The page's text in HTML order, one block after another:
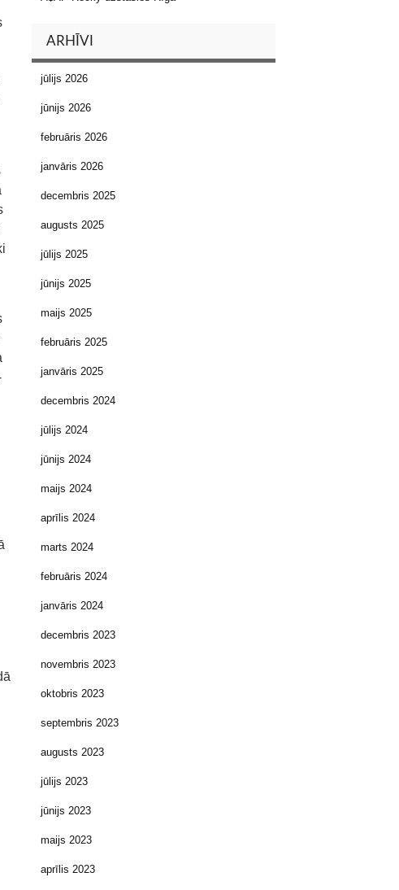
ARHĪVI
jūlijs 2026
jūnijs 2026
februāris 2026
janvāris 2026
decembris 2025
augusts 2025
jūlijs 2025
jūnijs 2025
maijs 2025
februāris 2025
janvāris 2025
decembris 2024
jūlijs 2024
jūnijs 2024
maijs 2024
aprīlis 2024
marts 2024
februāris 2024
janvāris 2024
decembris 2023
novembris 2023
oktobris 2023
septembris 2023
augusts 2023
jūlijs 2023
jūnijs 2023
maijs 2023
aprīlis 2023